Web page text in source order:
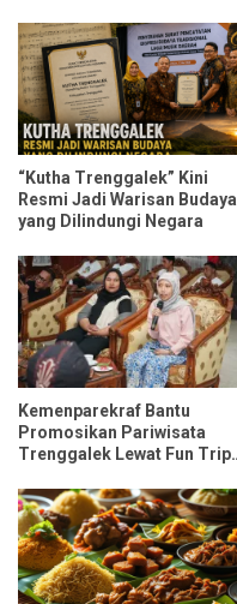
“Kutha Trenggalek” Kini
Resmi Jadi Warisan Budaya
yang Dilindungi Negara
Kemenparekraf Bantu
Promosikan Pariwisata
Trenggalek Lewat Fun Trip
Media Nasional